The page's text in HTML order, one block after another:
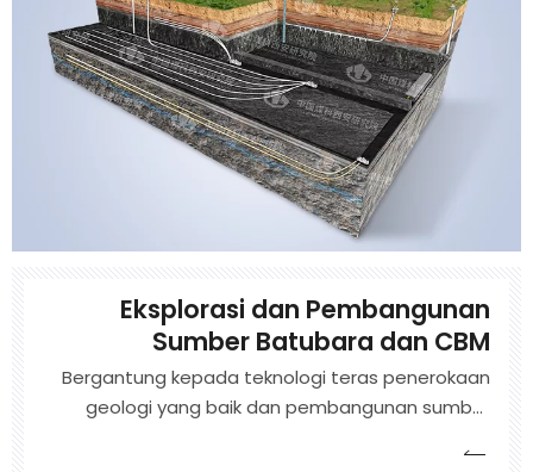
Eksplorasi dan Pembangunan
Sumber Batubara dan CBM
Bergantung kepada teknologi teras penerokaan
geologi yang baik dan pembangunan sumber